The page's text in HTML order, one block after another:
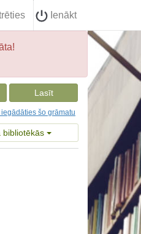
Ienākt
Lasīt
šo grāmatu
bibliotēkās